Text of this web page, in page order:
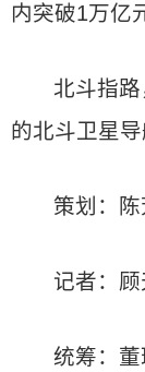
内突破1万亿
北斗指
的北斗卫星
策划：陈
记者：
统筹：